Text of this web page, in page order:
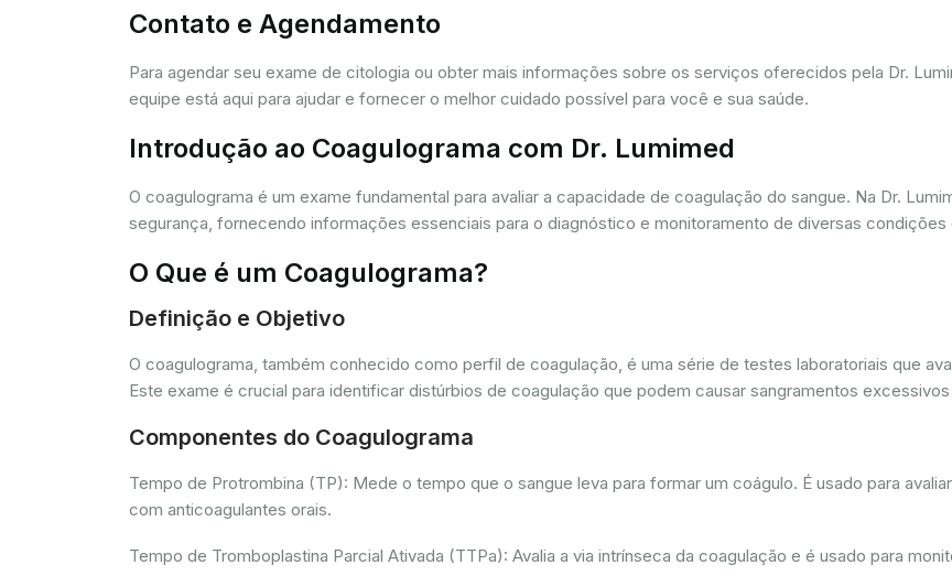
Contato e Agendamento
Para agendar seu exame de citologia ou obter mais informações sobre os serviços oferecidos pela Dr.
equipe está aqui para ajudar e fornecer o melhor cuidado possível para você e sua saúde.
Introdução ao Coagulograma com Dr. Lumimed
O coagulograma é um exame fundamental para avaliar a capacidade de coagulação do sangue. Na Dr.
segurança, fornecendo informações essenciais para o diagnóstico e monitoramento de diversas condições
O Que é um Coagulograma?
Definição e Objetivo
O coagulograma, também conhecido como perfil de coagulação, é uma série de testes laboratoriais que
Este exame é crucial para identificar distúrbios de coagulação que podem causar sangramentos
Componentes do Coagulograma
Tempo de Protrombina (TP): Mede o tempo que o sangue leva para formar um coágulo. É usado para
com anticoagulantes orais.
Tempo de Tromboplastina Parcial Ativada (TTPa): Avalia a via intrínseca da coagulação e é usado para